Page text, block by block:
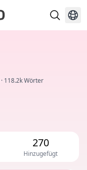
· 118.2k Wörter
270
Hinzugefügt